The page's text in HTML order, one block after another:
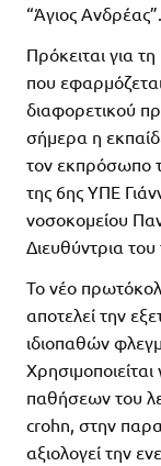
“Άγιος Ανδρέας”.
Πρόκειται για
που
διαφορετικού
σήμερα η
τον εκπρόσωπο
της 6ης ΥΠΕ
νοσοκομείου
Διευθύντρια
Το νέο
αποτελεί την
ιδιοπαθών
παθήσεων του
crohn, στην
αξιολογεί την